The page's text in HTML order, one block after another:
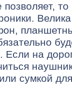
Если на
сумкой